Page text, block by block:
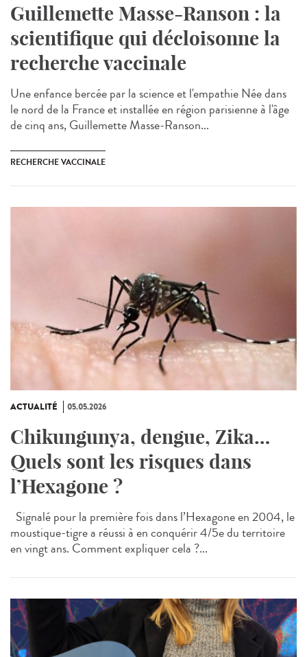
Guillemette Masse-Ranson : la
scientifique qui décloisonne la
recherche vaccinale
Une enfance bercée par la science et l'empathie Née dans
le nord de la France et installée en région parisienne à l'âge
de cinq ans, Guillemette Masse-Ranson...
RECHERCHE VACCINALE
ACTUALITÉ 05.05.2026
Chikungunya, dengue, Zika…
Quels sont les risques dans
l’Hexagone ?
Signalé pour la première fois dans l’Hexagone en 2004, le
moustique-tigre a réussi à en conquérir 4/5e du territoire
en vingt ans. Comment expliquer cela ?...